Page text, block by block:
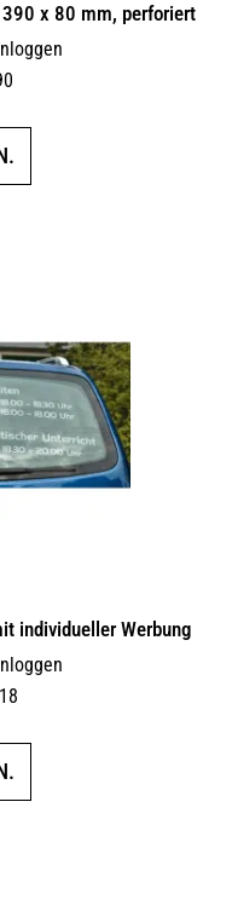
390 x 80 mm, perforiert
individueller Werbung